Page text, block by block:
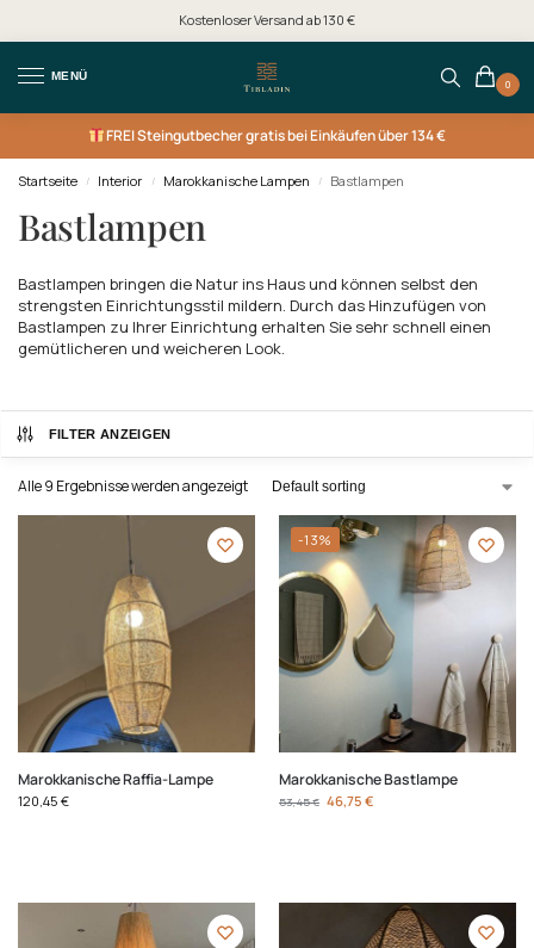
Kostenloser Versand ab 130 €
MENÜ
0
FREISteingutbecher gratis bei Einkäufen über 134 €
Startseite / Interior / Marokkanische Lampen / Bastlampen
Bastlampen
Bastlampen bringen die Natur ins Haus und können selbst den
strengsten Einrichtungsstil mildern. Durch das Hinzufügen von
Bastlampen zu Ihrer Einrichtung erhalten Sie sehr schnell einen
gemütlicheren und weicheren Look.
FILTER ANZEIGEN
Alle 9 Ergebnisse werden angezeigt
Marokkanische Raffia-Lampe
120,45 €
-13%
Marokkanische Bastlampe
53,45€ 46,75 €